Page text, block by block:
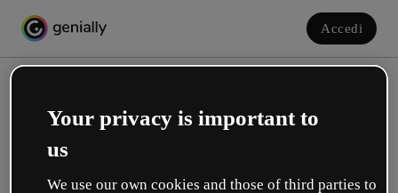
Accedi
Your privacy is important to
us
We use our own cookies and those of third parties to